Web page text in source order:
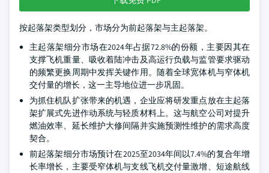
按起落架类型划分，市场分为前起落架与主起落架。
主起落架细分市场在2024年占据72.8%的份额，主要因其在
支撑飞机重量、吸收着陆冲击及高运行负载与监管要求驱动
的频繁更换周期中发挥关键作用。随着全球宽体机与窄体机
交付量的增长，这一主导地位进一步巩固。
为抓住机队扩张带来的机遇，企业应将研发重点放在主起落
架扩展式先进作动系统与轻质材料上。这与航空公司对提升
燃油效率、延长维护大修间隔并实施预测性维护的需求高度
契合。
前起落架细分市场预计在2025至2034年间以7.4%的复合年增
长率增长，主要受窄体机与支线飞机交付量激增、短途航线